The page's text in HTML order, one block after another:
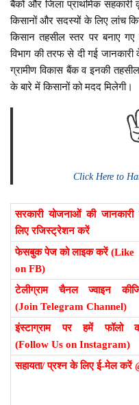
बैंकों और जिला प्राथमिक सहकारी
किसानों और सदस्यों के लिए लांच
किसान तहसील स्तर पर बनाए
विभाग की तरफ से दी गई जानकारी
ग्रामीण विकास बैंक व इनकी
के बारे में किसानों को मदद मिलेगी।
Click Here to
सरकारी योजनाओं की
लिए रजिस्ट्रेशन करें
फेसबुक पेज को लाइक करें (Like
on FB)
टेलीग्राम चैनल ज्वाइन
(Join Telegram Channel)
इंस्टाग्राम पर हमें फॉलो
(Follow Us on Instagram)
सहायता/ प्रश्न के लिए ई-मेल करें